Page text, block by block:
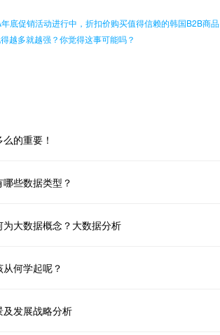
年底促销活动进行中，折扣价购买值得信赖的韩国B2B商品
越多就越强？你觉得这事可能吗？
的重要！
些数据类型？
为大数据概念？大数据分析
何学起呢？
及发展战略分析